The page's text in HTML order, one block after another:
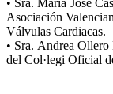
Asociación
Válvulas Cardiacas.
• Sra. Andrea
del Col·legi Oficial